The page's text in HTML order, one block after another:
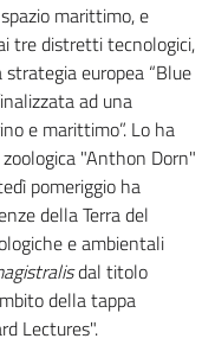
marittimo, e
tre distretti tecnologici,
europea “Blue
ad una
e marittimo”. Lo ha
"Anthon Dorn"
pomeriggio ha
della Terra del
e ambientali
dal titolo
della tappa
Lectures".